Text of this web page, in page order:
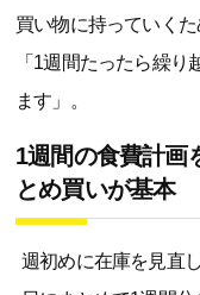
買い物に持っていく
「1週間たったら繰
ます」。
1週間の食費計画
とめ買いが基本
週初めに在庫を見直